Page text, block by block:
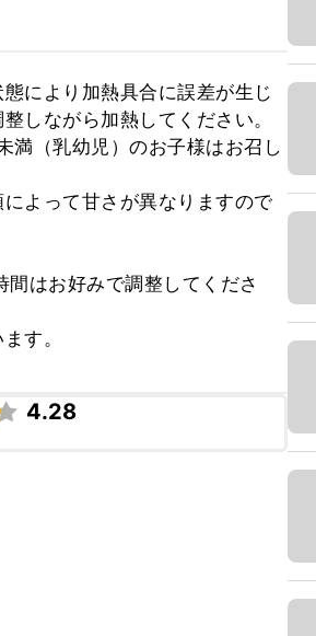
により加熱具合に誤差が生じ
しながら加熱してください。
満（乳幼児）のお子様はお召し
よって甘さが異なりますので
はお好みで調整してくださ
す。
4.28